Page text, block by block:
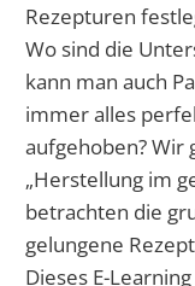
Rezepturen
Wo sind die
kann man auch
immer alles
aufgehoben? Wir
„Herstellung im
betrachten die
gelungene
Dieses E-